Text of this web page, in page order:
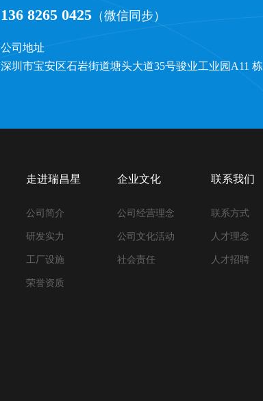
136 8265 0425（微信同步）
公司地址
深圳市宝安区石岩街道塘头大道35号骏业工业园A11 栋
走进瑞昌星
公司简介
研发实力
工厂设施
荣誉资质
企业文化
公司经营理念
公司文化活动
社会责任
联系我们
联系方式
人才理念
人才招聘